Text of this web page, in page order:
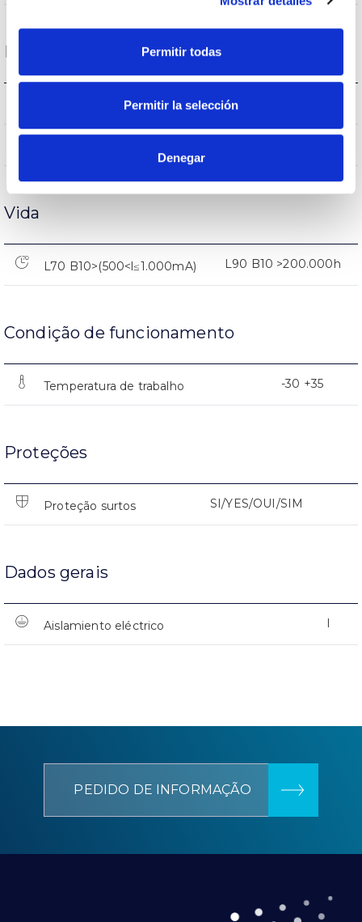
Permitir todas
Permitir la selección
Denegar
Desempenho
Vida
L70 B10>(500<l≤1.000mA) L90 B10 >200.000h
Condição de funcionamento
Temperatura de trabalho -30 +35
Proteções
Proteção surtos SI/YES/OUI/SIM
Dados gerais
Aislamiento eléctrico I
PEDIDO DE INFORMAÇÃO